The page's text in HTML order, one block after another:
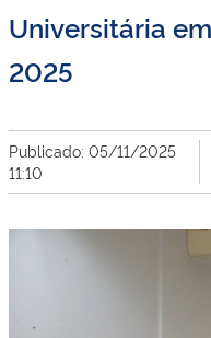
Universitária
2025
Publicado: 05/11/2025
11:10